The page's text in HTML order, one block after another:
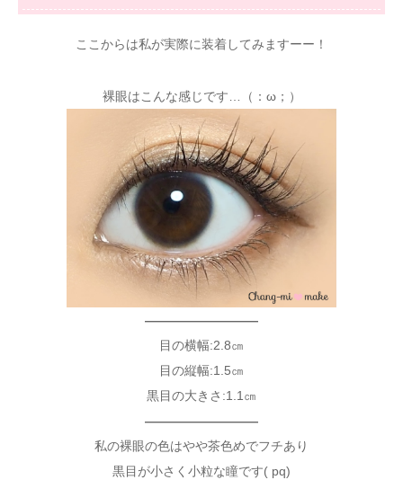
ここからは私が実際に装着してみますーー！
裸眼はこんな感じです…（：ω；）
—————————
目の横幅:2.8㎝
目の縦幅:1.5㎝
黒目の大きさ:1.1㎝
—————————
私の裸眼の色はやや茶色めでフチあり
黒目が小さく小粒な瞳です( pq)